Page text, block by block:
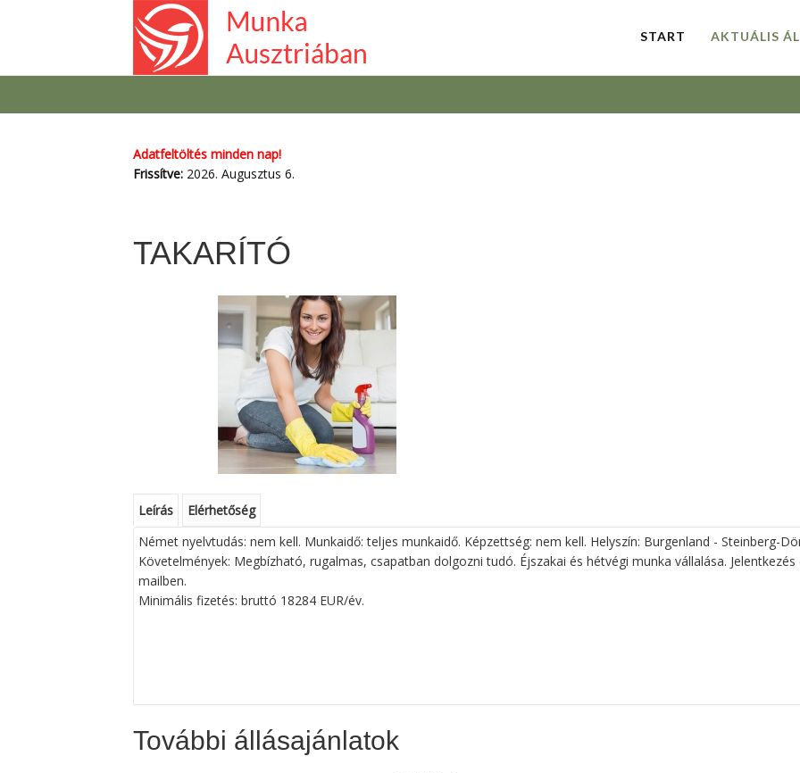
START AKTUÁLIS
Adatfeltöltés minden nap!
Frissítve: 2026. Augusztus 6.
TAKARÍTÓ
Leírás
Elérhetőség
Német nyelvtudás: nem kell. Munkaidő: teljes munkaidő. Képzettség: nem kell. Helyszín: Burgenland - Steinberg-
Követelmények: Megbízható, rugalmas, csapatban dolgozni tudó. Éjszakai és hétvégi munka vállalása. Jelentkezés
mailben.
Minimális fizetés: bruttó 18284 EUR/év.
További állásajánlatok